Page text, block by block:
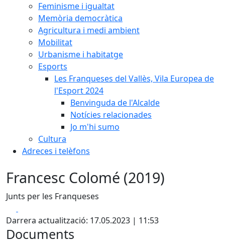
Feminisme i igualtat
Memòria democràtica
Agricultura i medi ambient
Mobilitat
Urbanisme i habitatge
Esports
Les Franqueses del Vallès, Vila Europea de
l'Esport 2024
Benvinguda de l'Alcalde
Notícies relacionades
Jo m'hi sumo
Cultura
Adreces i telèfons
Francesc Colomé (2019)
Junts per les Franqueses
Darrera actualització: 17.05.2023 | 11:53
Documents